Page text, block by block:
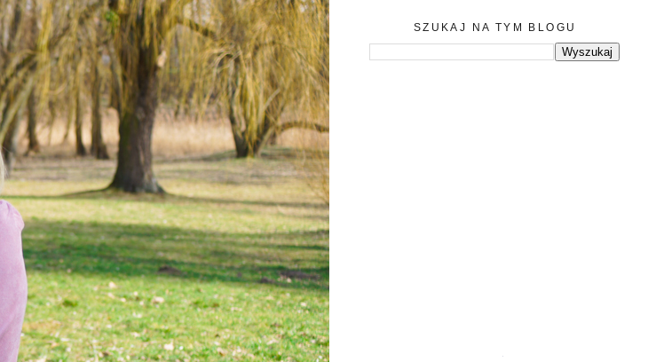
SZUKAJ NA TYM BLOGU
.